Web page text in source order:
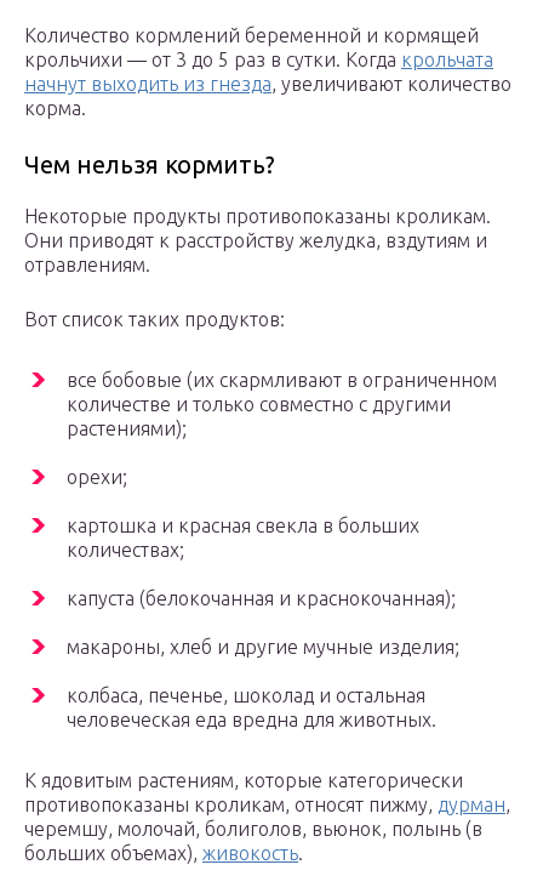
Количество кормлений беременной и кормящей
крольчихи — от 3 до 5 раз в сутки. Когда крольчата
начнут выходить из гнезда, увеличивают количество
корма.
Чем нельзя кормить?
Некоторые продукты противопоказаны кроликам.
Они приводят к расстройству желудка, вздутиям и
отравлениям.
Вот список таких продуктов:
все бобовые (их скармливают в ограниченном
количестве и только совместно с другими
растениями);
орехи;
картошка и красная свекла в больших
количествах;
капуста (белокочанная и краснокочанная);
макароны, хлеб и другие мучные изделия;
колбаса, печенье, шоколад и остальная
человеческая еда вредна для животных.
К ядовитым растениям, которые категорически
противопоказаны кроликам, относят пижму, дурман,
черемшу, молочай, болиголов, вьюнок, полынь (в
больших объемах), живокость.